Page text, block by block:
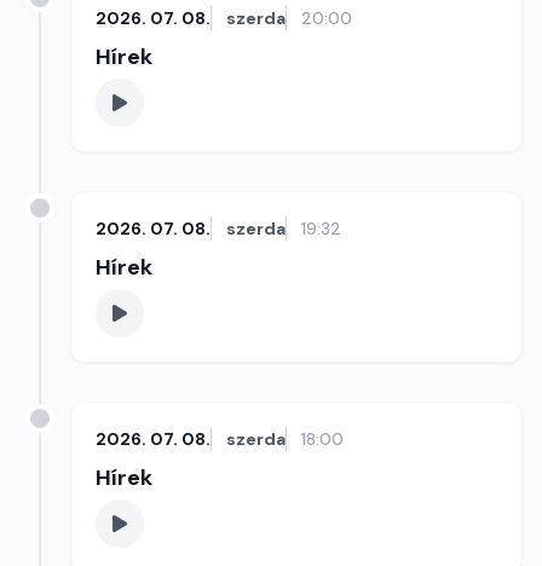
2026. 07. 08. szerda 20:00
Hírek
2026. 07. 08. szerda 19:32
Hírek
2026. 07. 08. szerda 18:00
Hírek